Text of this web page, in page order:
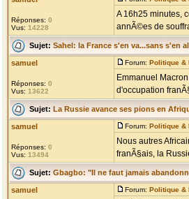
Réponses: 0
Vus: 14228
A 16h25 minutes,
annÃ©es de
Sujet: Sahel: la France s'en va...sans s'en
samuel
Réponses: 0
Vus: 13622
Forum: Politique &
Emmanuel
d'occupation
Sujet: La Russie avance ses pions en
samuel
Réponses: 0
Vus: 13494
Forum: Politique &
Nous autres
franÃ§ais, la
Sujet: Gbagbo: "Il ne faut jamais
samuel Forum: Politique &